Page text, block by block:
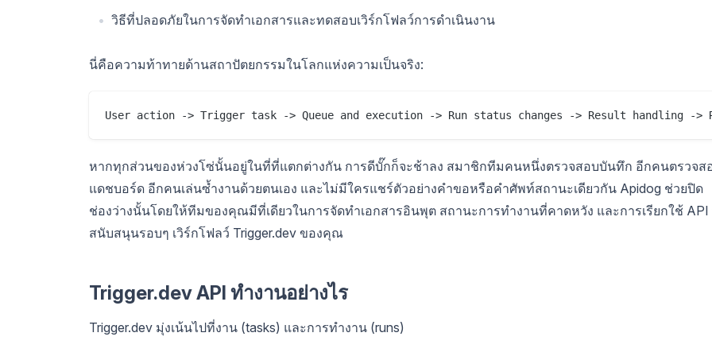
วิธีที่ปลอดภัยในการจัดทำเอกสารและทดสอบเวิร์กโฟลว์การดำเนินงาน
นี่คือความท้าทายด้านสถาปัตยกรรมในโลกแห่งความเป็นจริง:
User action -> Trigger task -> Queue and execution -> Run status changes -> Result handling ->
หากทุกส่วนของห่วงโซ่นั้นอยู่ในที่ที่แตกต่างกัน การดีบั๊กก็จะช้าลง สมาชิกทีมคนหนึ่งตรวจสอบบันทึก อีกคนตรวจส
แดชบอร์ด อีกคนเล่นซ้ำงานด้วยตนเอง และไม่มีใครแชร์ตัวอย่างคำขอหรือคำศัพท์สถานะเดียวกัน Apidog ช่วยปิด
ช่องว่างนั้นโดยให้ทีมของคุณมีที่เดียวในการจัดทำเอกสารอินพุต สถานะการทำงานที่คาดหวัง และการเรียกใช้ API
สนับสนุนรอบๆ เวิร์กโฟลว์ Trigger.dev ของคุณ
Trigger.dev API ทำงานอย่างไร
Trigger.dev มุ่งเน้นไปที่งาน (tasks) และการทำงาน (runs)